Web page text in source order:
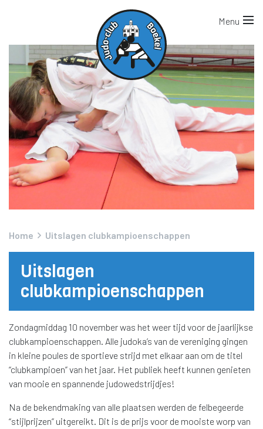
Home Uitslagen clubkampioenschappen
Uitslagen
clubkampioenschappen
Zondagmiddag 10 november was het weer tijd voor de jaarlijkse
clubkampioenschappen. Alle judoka’s van de vereniging gingen
in kleine poules de sportieve strijd met elkaar aan om de titel
“clubkampioen” van het jaar. Het publiek heeft kunnen genieten
van mooie en spannende judowedstrijdjes!
Na de bekendmaking van alle plaatsen werden de felbegeerde
“stijlprijzen” uitgereikt. Dit is de prijs voor de mooiste worp van